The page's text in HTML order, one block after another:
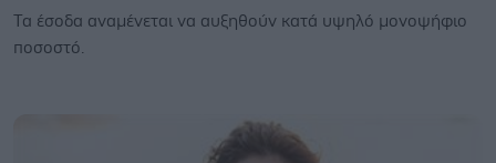
Τα έσοδα αναμένεται να αυξηθούν κατά υψηλό μονοψήφιο
ποσοστό.